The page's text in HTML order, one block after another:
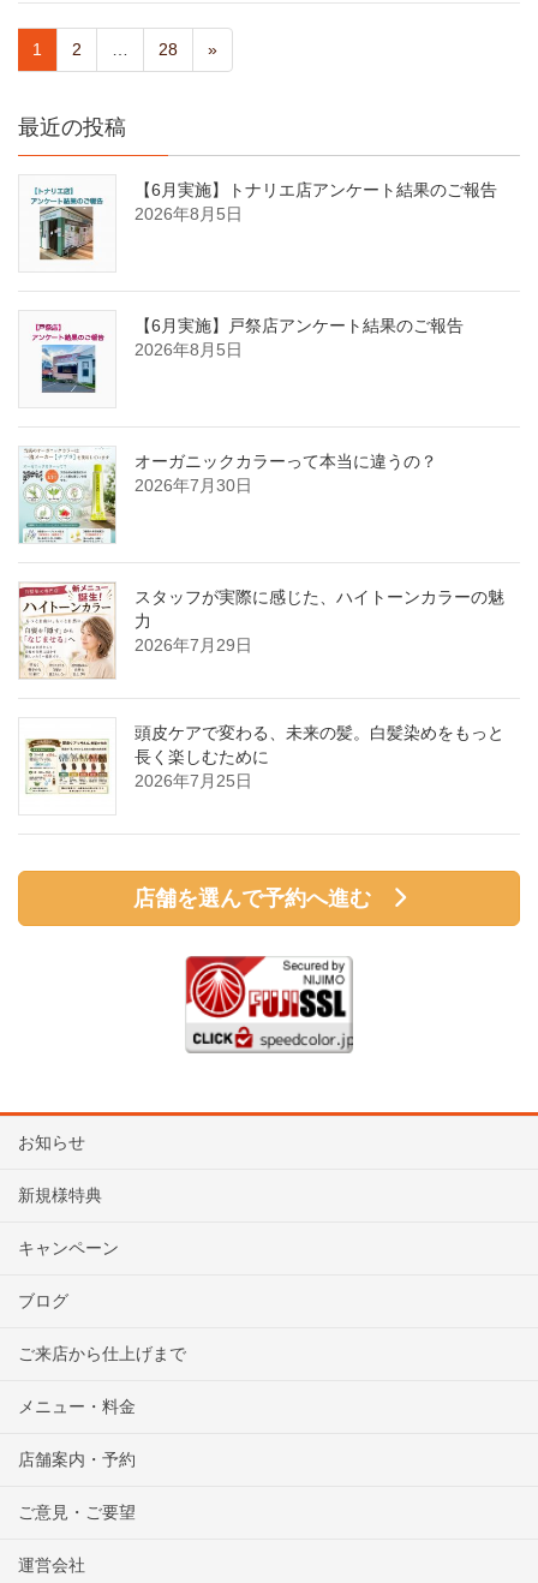
1 2 28 »
最近の投稿
【6月実施】トナリエ店アンケート結果のご報告
2026年8月5日
【6月実施】戸祭店アンケート結果のご報告
2026年8月5日
オーガニックカラーって本当に違うの？
2026年7月30日
スタッフが実際に感じた、ハイトーンカラーの魅
力
2026年7月29日
頭皮ケアで変わる、未来の髪。白髪染めをもっと
長く楽しむために
2026年7月25日
店舗を選んで予約へ進む
お知らせ
新規様特典
キャンペーン
ブログ
ご来店から仕上げまで
メニュー・料金
店舗案内・予約
ご意見・ご要望
運営会社